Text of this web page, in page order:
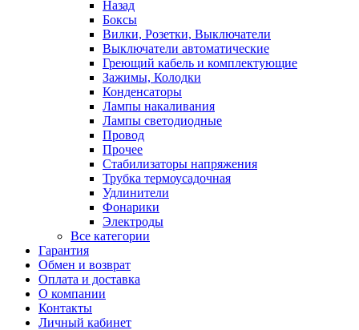
Назад
Боксы
Вилки, Розетки, Выключатели
Выключатели автоматические
Греющий кабель и комплектующие
Зажимы, Колодки
Конденсаторы
Лампы накаливания
Лампы светодиодные
Провод
Прочее
Стабилизаторы напряжения
Трубка термоусадочная
Удлинители
Фонарики
Электроды
Все категории
Гарантия
Обмен и возврат
Оплата и доставка
О компании
Контакты
Личный кабинет